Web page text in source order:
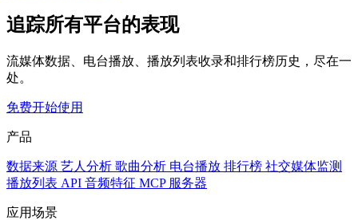
追踪所有平台的表现
流媒体数据、电台播放、播放列表收录和排行榜历史，尽在一
处。
免费开始使用
产品
数据来源 艺人分析 歌曲分析 电台播放 排行榜 社交媒体监测
播放列表 API 音频特征 MCP 服务器
应用场景